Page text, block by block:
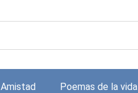
Poemas de la vida